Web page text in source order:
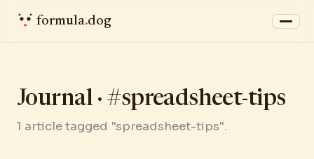
Journal · #spreadsheet-tips
1 article tagged "spreadsheet-tips".
formula.dog